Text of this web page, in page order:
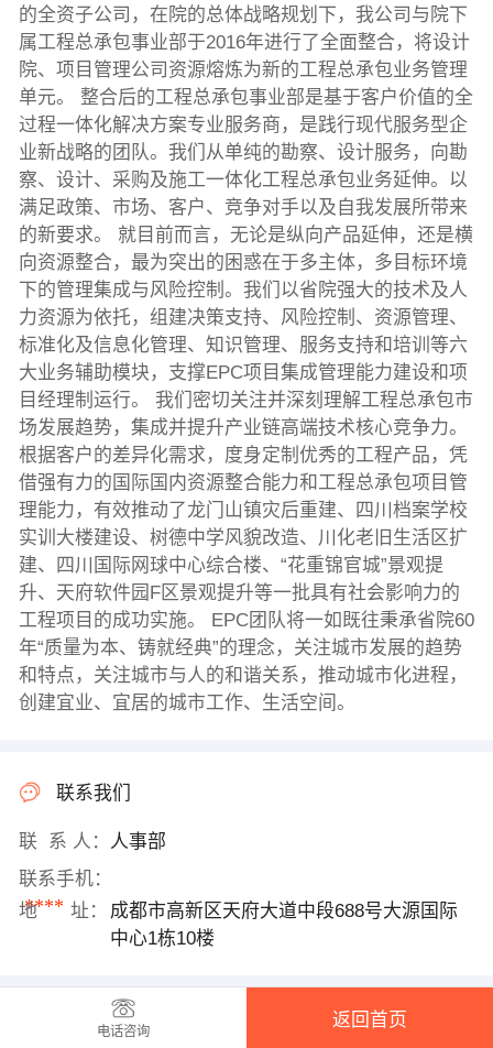
的全资子公司，在院的总体战略规划下，我公司与院下
属工程总承包事业部于2016年进行了全面整合，将设计
院、项目管理公司资源熔炼为新的工程总承包业务管理
单元。 整合后的工程总承包事业部是基于客户价值的全
过程一体化解决方案专业服务商，是践行现代服务型企
业新战略的团队。我们从单纯的勘察、设计服务，向勘
察、设计、采购及施工一体化工程总承包业务延伸。以
满足政策、市场、客户、竞争对手以及自我发展所带来
的新要求。 就目前而言，无论是纵向产品延伸，还是横
向资源整合，最为突出的困惑在于多主体，多目标环境
下的管理集成与风险控制。我们以省院强大的技术及人
力资源为依托，组建决策支持、风险控制、资源管理、
标准化及信息化管理、知识管理、服务支持和培训等六
大业务辅助模块，支撑EPC项目集成管理能力建设和项
目经理制运行。 我们密切关注并深刻理解工程总承包市
场发展趋势，集成并提升产业链高端技术核心竞争力。
根据客户的差异化需求，度身定制优秀的工程产品，凭
借强有力的国际国内资源整合能力和工程总承包项目管
理能力，有效推动了龙门山镇灾后重建、四川档案学校
实训大楼建设、树德中学风貌改造、川化老旧生活区扩
建、四川国际网球中心综合楼、“花重锦官城”景观提
升、天府软件园F区景观提升等一批具有社会影响力的
工程项目的成功实施。 EPC团队将一如既往秉承省院60
年“质量为本、铸就经典”的理念，关注城市发展的趋势
和特点，关注城市与人的和谐关系，推动城市化进程，
创建宜业、宜居的城市工作、生活空间。
联系我们
联 系 人： 人事部
联系手机：
****
地 址：
成都市高新区天府大道中段688号大源国际
中心1栋10楼
电话咨询
返回首页